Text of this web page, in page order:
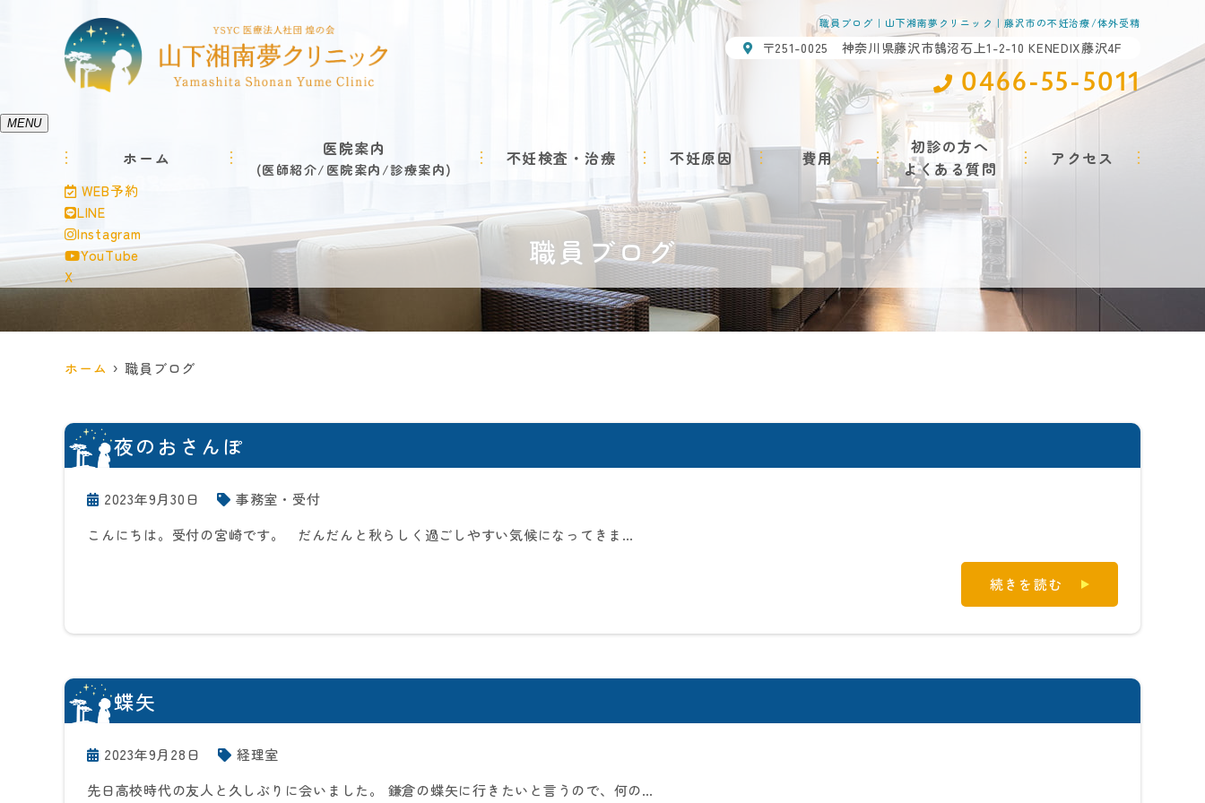
職員ブログ｜山下湘南夢クリニック｜藤沢市の不妊治療/体外受精
〒251-0025 神奈川県藤沢市鵠沼石上1-2-10 KENEDIX藤沢4F
0466-55-5011
MENU
ホーム 医院案内
医師紹介 医院案内 診療案内
不妊検査・治療 不妊原因 費用
初診の方へ
よくある質問
アクセス
WEB予約
LINE
Instagram
YouTube
X
職員ブログ
ホーム 職員ブログ
夜のおさんぽ
2023年9月30日
事務室・受付
こんにちは。受付の宮崎です。 だんだんと秋らしく過ごしやすい気候になってきま…
続きを読む
蝶矢
2023年9月28日
経理室
先日高校時代の友人と久しぶりに会いました。 鎌倉の蝶矢に行きたいと言うので、何の…